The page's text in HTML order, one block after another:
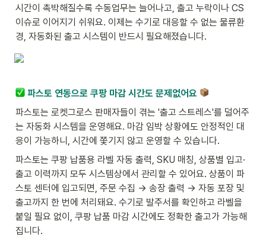
시간이 촉박해질수록 수동업무는 늘어나고, 출고 누락이나 CS
이슈로 이어지기 쉬워요. 이제는 수기로 대응할 수 없는 물류환
경, 자동화된 출고 시스템이 반드시 필요해졌습니다.
파스토 연동으로 쿠팡 마감 시간도 문제없어요
파스토는 로켓그로스 판매자들이 겪는 '출고 스트레스'를 덜어주
는 자동화 시스템을 운영해요. 마감 임박 상황에도 안정적인 대
응이 가능하니, 시간에 쫓기지 않고 운영할 수 있습니다.
파스토는 쿠팡 납품용 라벨 자동 출력, SKU 매칭, 상품별 입고·
출고 이력까지 모두 시스템상에서 관리할 수 있어요. 상품이 파
스토 센터에 입고되면, 주문 수집 → 송장 출력 → 자동 포장 및
출고까지 한 번에 처리돼요. 수기로 발주서를 확인하고 라벨을
붙일 필요 없이, 쿠팡 납품 마감 시간에도 정확한 출고가 가능해
집니다.